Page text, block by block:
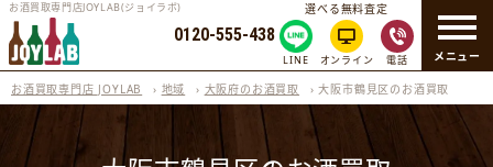
メニュー
お酒買取専門店JOYLAB(ジョイラボ)
0120-555-438
選べる無料査定
LINE オンライン 電話
お酒買取専門店 JOYLAB › 地域 › 大阪府のお酒買取 ›大阪市鶴見区のお酒買取